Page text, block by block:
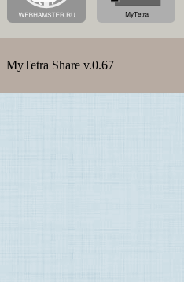
MyTetra Share v.0.67